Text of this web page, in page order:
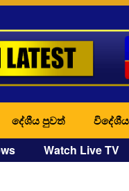
දේශීය පුවත්
Watch Live TV